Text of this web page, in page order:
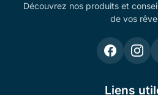
Découvrez nos produits et
de vos
Liens